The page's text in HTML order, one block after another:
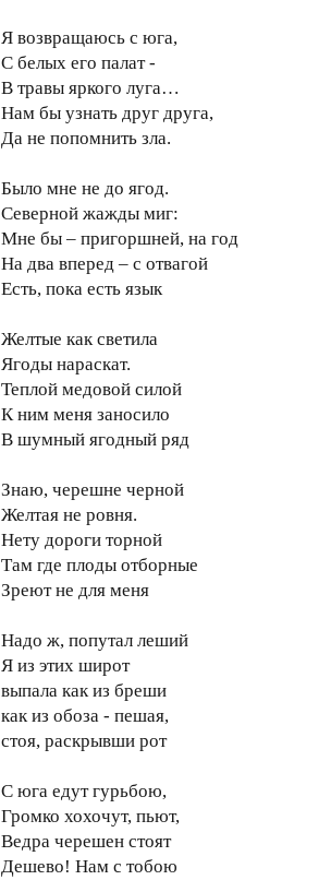
Я возвращаюсь с юга,
С белых его палат -
В травы яркого луга…
Нам бы узнать друг друга,
Да не попомнить зла.
Было мне не до ягод.
Северной жажды миг:
Мне бы – пригоршней, на год
На два вперед – с отвагой
Есть, пока есть язык
Желтые как светила
Ягоды нараскат.
Теплой медовой силой
К ним меня заносило
В шумный ягодный ряд
Знаю, черешне черной
Желтая не ровня.
Нету дороги торной
Там где плоды отборные
Зреют не для меня
Надо ж, попутал леший
Я из этих широт
выпала как из бреши
как из обоза - пешая,
стоя, раскрывши рот
С юга едут гурьбою,
Громко хохочут, пьют,
Ведра черешен стоят
Дешево! Нам с тобою